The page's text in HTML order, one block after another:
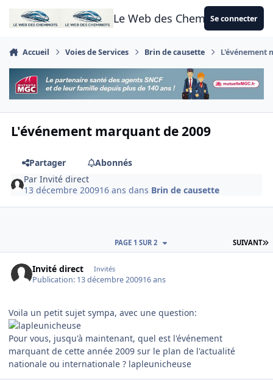
Aller au contenu
Le Web des CheminotsSe connecter
Accueil Voies de Services Brin de causette L'événement
L'événement marquant de 2009
Partager
Abonnés
ParInvité direct
13 décembre 200916 ans dans Brin de causette
SUIVANT
PAGE 1 SUR 2
Invité direct Invités
Publication: 13 décembre 200916 ans
Voila un petit sujet sympa, avec une question:
Pour vous, jusqu'à maintenant, quel est l'événement
marquant de cette année 2009 sur le plan de l'actualité
nationale ou internationale ? lapleunicheuse